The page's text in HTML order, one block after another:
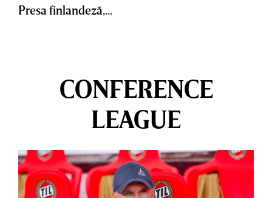
Presa finlandeză,...
CONFERENCE
LEAGUE